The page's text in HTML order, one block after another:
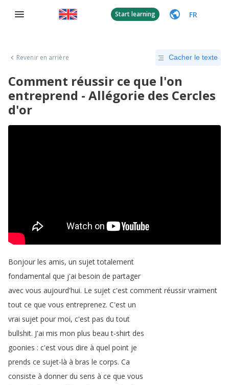
Start learning FR
Revenir en arrière Cacher le texte
Comment réussir ce que l'on
entreprend - Allégorie des Cercles
d'or
Bonjour les amis, un sujet totalement
fondamental que j'ai besoin de partager
avec vous aujourd'hui. Le sujet c'est comment réussir vraiment
tout ce que vous entreprenez. C'est un
vrai sujet pour moi, c'est pas du tout
bullshit. J'ai mis mon plus beau t-shirt des
goonies : c'est vous dire à quel point je
prends ce sujet-là à bras le corps. Ca
consiste à donner du sens à ce que vous